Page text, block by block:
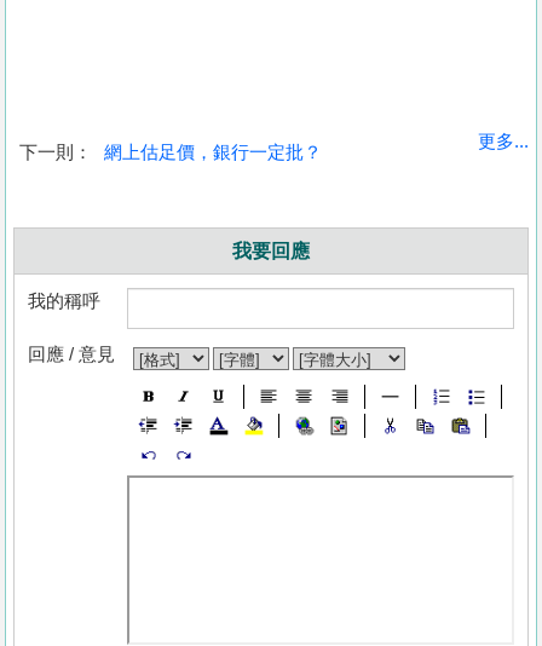
下一則： 網上估足價，銀行一定批？
更多...
我要回應
我的稱呼
回應 / 意見